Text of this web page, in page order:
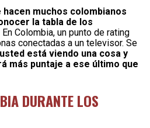
hacen muchos colombianos
la tabla de los
En Colombia, un punto de rating
conectadas a un televisor. Se
está viendo una cosa y
más puntaje a ese último que
DURANTE LOS